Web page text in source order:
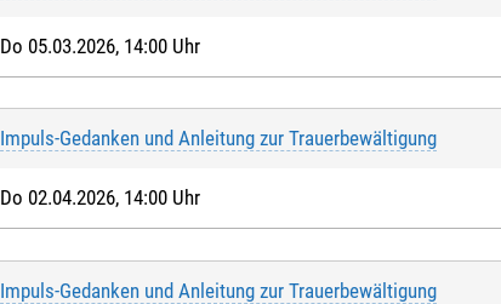
Do 05.03.2026, 14:00 Uhr
Impuls-Gedanken und Anleitung zur Trauerbewältigung
Do 02.04.2026, 14:00 Uhr
Impuls-Gedanken und Anleitung zur Trauerbewältigung